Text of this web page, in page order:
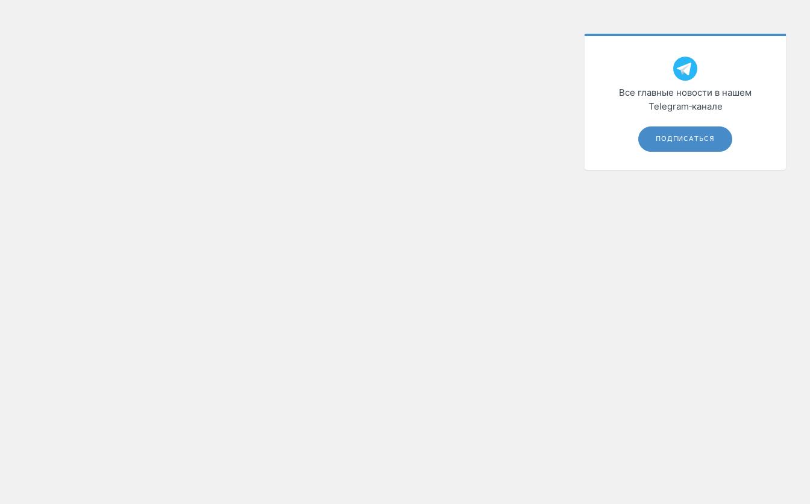
Все главные новости в нашем
Telegram‑канале
ПОДПИСАТЬСЯ